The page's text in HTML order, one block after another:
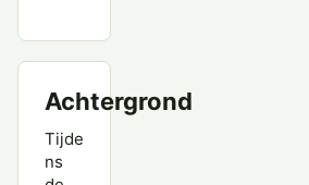
Achtergrond
Tijde
ns